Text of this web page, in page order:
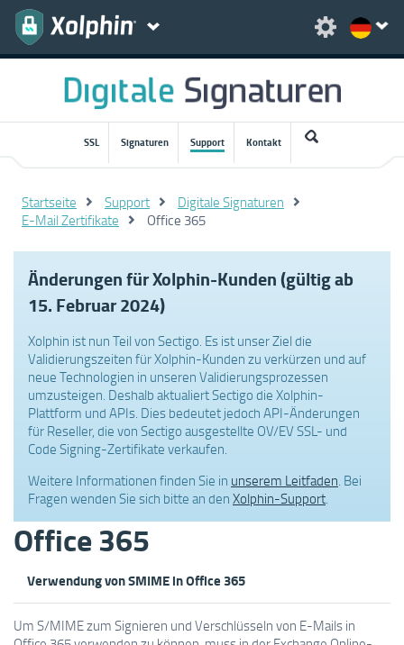
SSL Signaturen Support Kontakt
Startseite Support
Digitale Signaturen
E-Mail Zertifikate
Office 365
Änderungen für Xolphin-Kunden (gültig ab
15. Februar 2024)
Xolphin ist nun Teil von Sectigo. Es ist unser Ziel die
Validierungszeiten für Xolphin-Kunden zu verkürzen und auf
neue Technologien in unseren Validierungsprozessen
umzusteigen. Deshalb aktualiert Sectigo die Xolphin-
Plattform und APIs. Dies bedeutet jedoch API-Änderungen
für Reseller, die von Sectigo ausgestellte OV/EV SSL- und
Code Signing-Zertifikate verkaufen.
Weitere Informationen finden Sie in unserem Leitfaden. Bei
Fragen wenden Sie sich bitte an den Xolphin-Support.
Office 365
Verwendung von SMIME in Office 365
Um S/MIME zum Signieren und Verschlüsseln von E-Mails in